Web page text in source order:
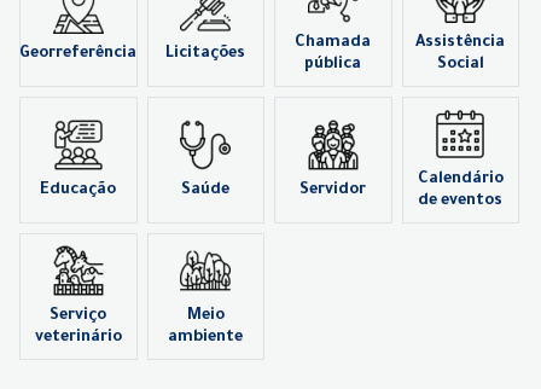
Georreferência Licitações
Chamada
pública
Assistência
Social
Educação Saúde Servidor
Calendário
de eventos
Serviço
veterinário
Meio
ambiente